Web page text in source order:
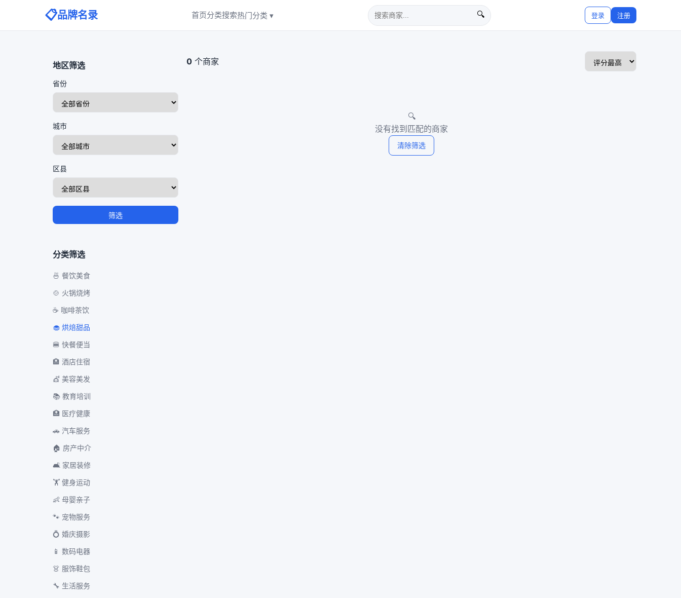
📋品牌名录 首页分类搜索热门分类 ▾ 🔍 登录 注册
地区筛选
省份
城市
区县
筛选
分类筛选
🍜 餐饮美食
🍲 火锅烧烤
☕ 咖啡茶饮
🧁 烘焙甜品
🍔 快餐便当
🏨 酒店住宿
💇 美容美发
📚 教育培训
🏥 医疗健康
🚗 汽车服务
🏠 房产中介
🛋️ 家居装修
🏋️ 健身运动
👶 母婴亲子
🐾 宠物服务
💍 婚庆摄影
📱 数码电器
👗 服饰鞋包
🔧 生活服务
0 个商家
🔍
没有找到匹配的商家
清除筛选